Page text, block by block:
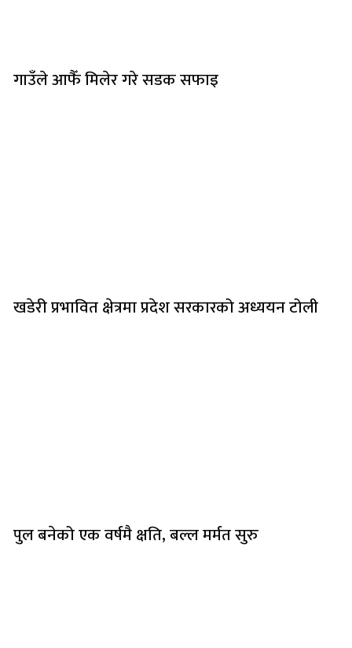
गाउँले आफैँ मिलेर गरे सडक सफाइ
खडेरी प्रभावित क्षेत्रमा प्रदेश सरकारको अध्ययन टोली
पुल बनेको एक वर्षमै क्षति, बल्ल मर्मत सुरु